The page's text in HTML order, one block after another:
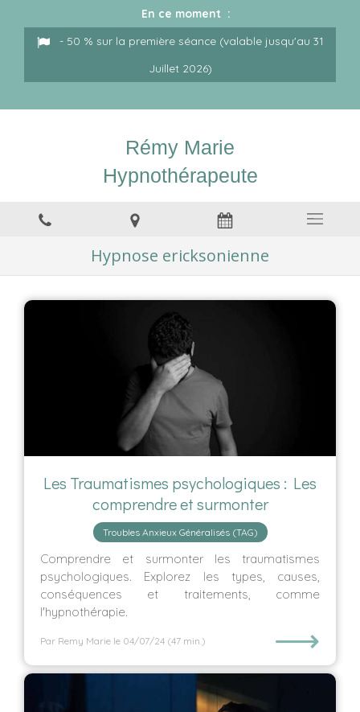
En ce moment :
- 50 % sur la première séance (valable jusqu'au 31
Juillet 2026)
Rémy Marie
Hypnothérapeute
Hypnose ericksonienne
Les Traumatismes psychologiques : Les
comprendre et surmonter
Troubles Anxieux Généralisés (TAG)
Comprendre et surmonter les traumatismes
psychologiques. Explorez les types, causes,
conséquences et traitements, comme
l'hypnothérapie.
Par Remy Marie le 04/07/24 (47 min.) ⟶